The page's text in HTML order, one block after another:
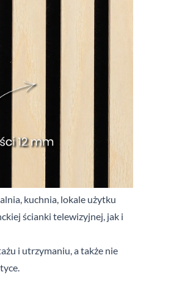
kuchnia, lokale użytku
ścianki telewizyjnej, jak i
i utrzymaniu, atakże nie